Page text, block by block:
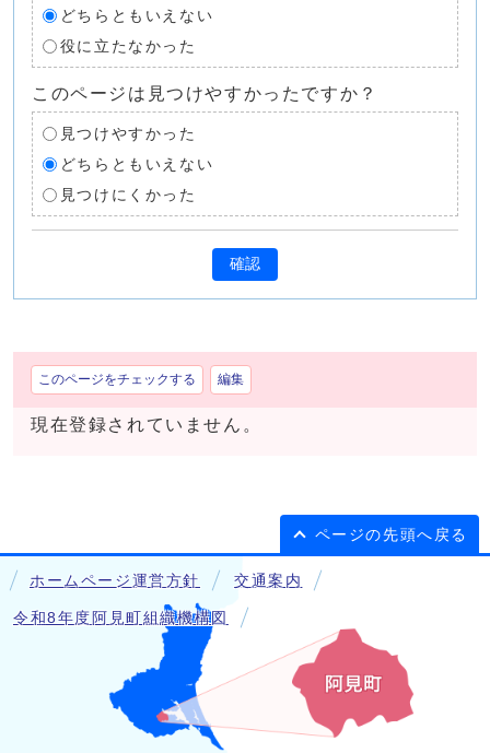
どちらともいえない
役に立たなかった
このページは見つけやすかったですか？
見つけやすかった
どちらともいえない
見つけにくかった
確認
このページをチェックする 編集
現在登録されていません。
ページの先頭へ戻る
ホームページ運営方針 交通案内
令和8年度阿見町組織機構図